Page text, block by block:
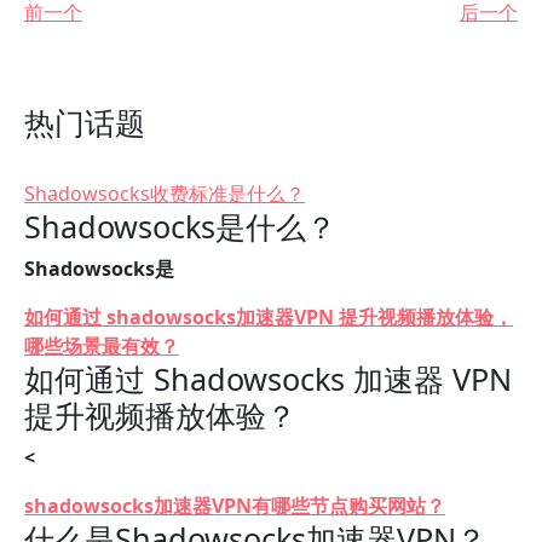
前一个 后一个
热门话题
Shadowsocks收费标准是什么？
Shadowsocks是什么？
Shadowsocks是
如何通过 shadowsocks加速器VPN 提升视频播放体验，
哪些场景最有效？
如何通过 Shadowsocks 加速器 VPN
提升视频播放体验？
<
shadowsocks加速器VPN有哪些节点购买网站？